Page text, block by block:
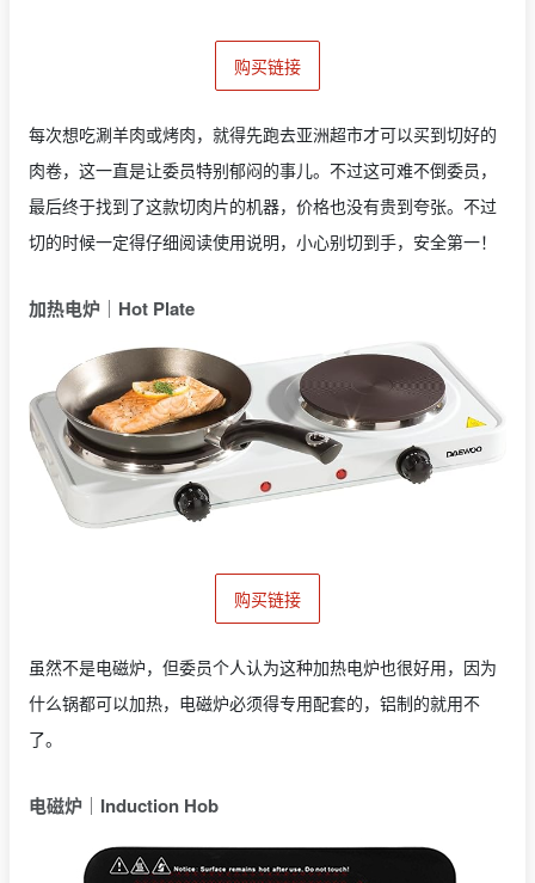
购买链接
每次想吃涮羊肉或烤肉，就得先跑去亚洲超市才可以买到切好的
肉卷，这一直是让委员特别郁闷的事儿。不过这可难不倒委员，
最后终于找到了这款切肉片的机器，价格也没有贵到夸张。不过
切的时候一定得仔细阅读使用说明，小心别切到手，安全第一！
加热电炉｜Hot Plate
购买链接
虽然不是电磁炉，但委员个人认为这种加热电炉也很好用，因为
什么锅都可以加热，电磁炉必须得专用配套的，铝制的就用不
了。
电磁炉｜Induction Hob